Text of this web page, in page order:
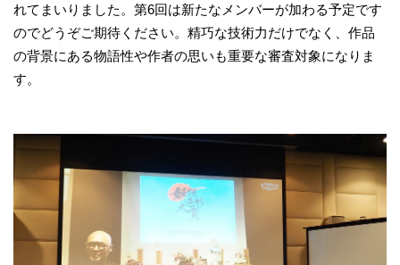
れてまいりました。第6回は新たなメンバーが加わる予定です
のでどうぞご期待ください。精巧な技術力だけでなく、作品
の背景にある物語性や作者の思いも重要な審査対象になりま
す。